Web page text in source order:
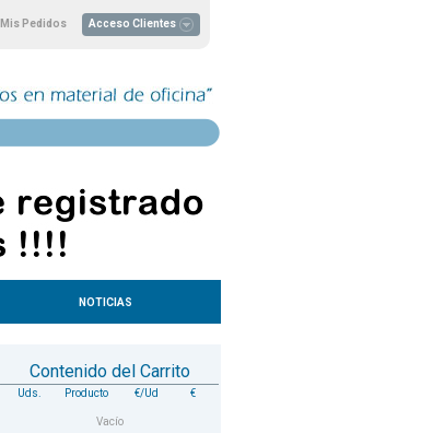
Mis Pedidos Acceso Clientes
NOTICIAS
Contenido del Carrito
Uds. Producto €/Ud €
Vacío